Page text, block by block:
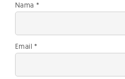
Nama *
Email *